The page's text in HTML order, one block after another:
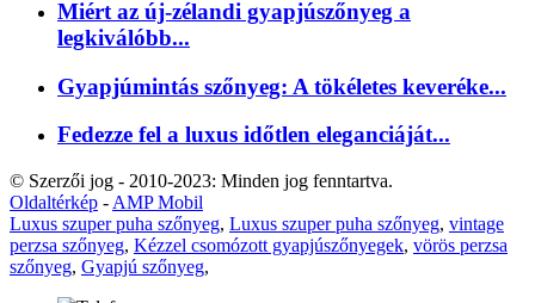
Miért az új-zélandi gyapjúszőnyeg a
legkiválóbb...
Gyapjúmintás szőnyeg: A tökéletes keveréke...
Fedezze fel a luxus időtlen eleganciáját...
© Szerzői jog - 2010-2023: Minden jog fenntartva.
Oldaltérkép - AMP Mobil
Luxus szuper puha szőnyeg, Luxus szuper puha szőnyeg, vintage
perzsa szőnyeg, Kézzel csomózott gyapjúszőnyegek, vörös perzsa
szőnyeg, Gyapjú szőnyeg,